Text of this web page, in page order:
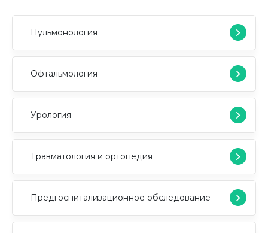
Пульмонология
Офтальмология
Урология
Травматология и ортопедия
Предгоспитализационное обследование